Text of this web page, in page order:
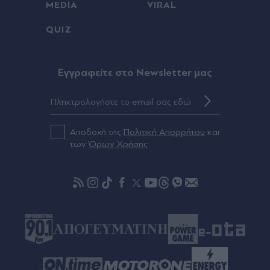
Πριν 29 λεπτά
πυρκαγιά στη Γιαροσλάβλ (Βίντεο)
Πριν 30 λεπτά
τομέα για την αργία του Δεκαπενταύγουστου
Πριν 34 λεπτά
Ελένη Μενεγάκη: Η καλοκαιρινή έξοδος για
φαγητό με τον Μάκη Παντζόπουλο στο
MEDIA VIRAL
QUIZ
Eγγραφείτε στο Newsletter μας
Αποδοχή της Πολιτική Απορρήτου και
τωνΌρων Χρήσης